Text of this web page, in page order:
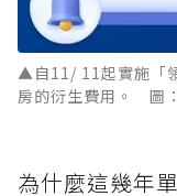
▲自11/ 11起實施「
房的衍生費用。 圖
為什麼這幾年